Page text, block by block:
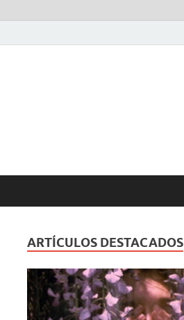
ARTÍCULOS DESTACADOS